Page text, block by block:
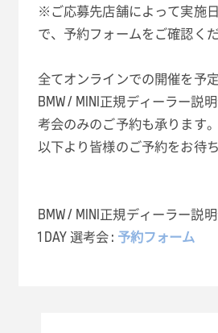
※ご応募先店舗によって実施
で、予約フォームをご確認く
全てオンラインでの開催を予
BMW / MINI正規ディーラー説
考会のみのご予約も承ります。
以下より皆様のご予約をお待
BMW / MINI正規ディーラー説
1 DAY 選考会 : 予約フォーム